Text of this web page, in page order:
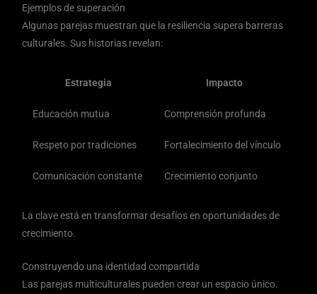
Ejemplos de superación
Algunas parejas muestran que la resiliencia supera barreras
culturales. Sus historias revelan:
Estrategia Impacto
Educación mutua Comprensión profunda
Respeto por tradiciones Fortalecimiento del vínculo
Comunicación constante Crecimiento conjunto
La clave está en transformar desafíos en oportunidades de
crecimiento.
Construyendo una identidad compartida
Las parejas multiculturales pueden crear un espacio único.